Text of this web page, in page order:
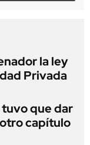
la ley
Privada
que dar
capítulo